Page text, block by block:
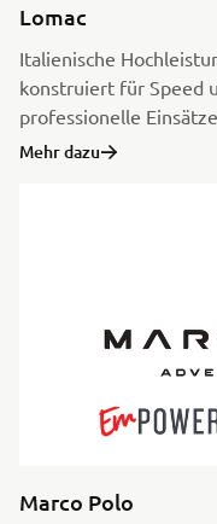
Lomac
Italienische
konstruiert für Speed
professionelle Einsätze.
Mehr dazu
Marco Polo